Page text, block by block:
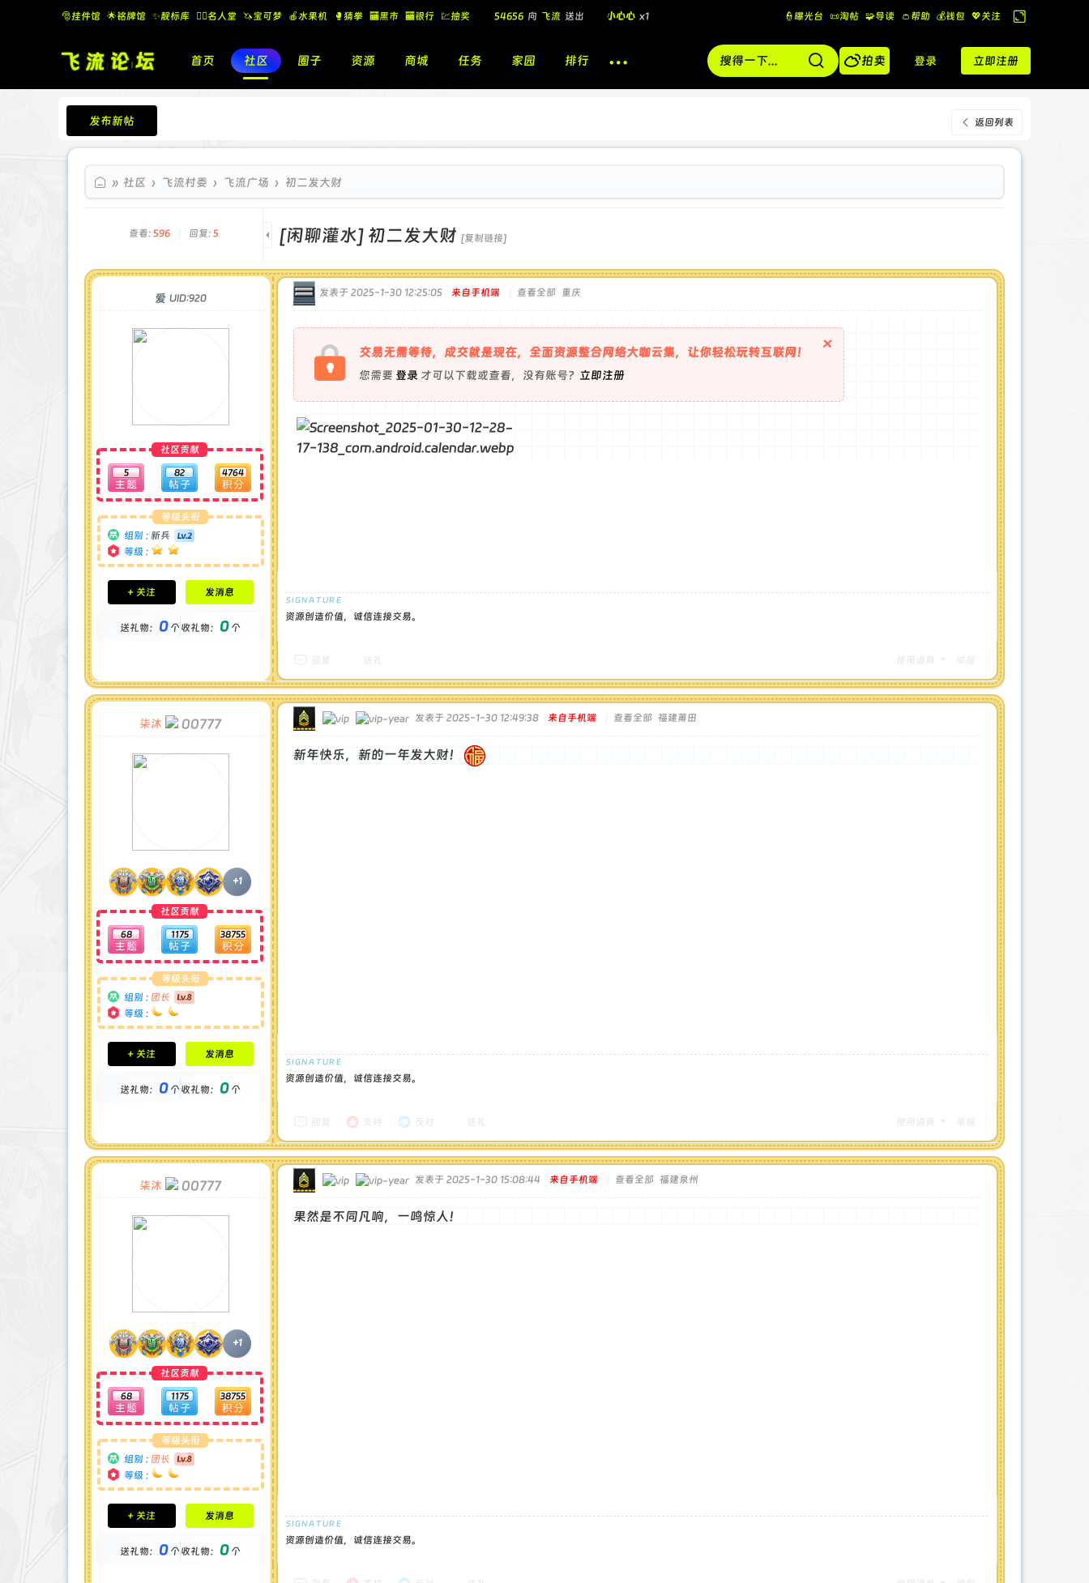
🎅挂件馆 🌟铭牌馆 ✨️靓标库 🧚‍♂️名人堂 🦄宝可梦 🍎水果机 🥊猜拳 🏧黑市 🏧银行 💹抽奖 54656 向 飞流 送出 小心心 x1
飞流 向 北 酷盖墨镜
👮曝光台 📜淘帖 🧩导读 👛帮助 💰️钱包 💖关注
换
到
宽
版
首页 社区 圈子 资源 商城 任务 家园 排行 拍卖 登录 立即注册
返回列表
发布新帖
飞流论坛
» 社区 › 飞流村委 › 飞流广场 › 初二发大财
查看: 596 回复: 5 [闲聊灌水] 初二发大财 [复制链接]
爱 UID:920
社区贡献
5 82 4764
等级头衔
组别 : 新兵
等级 :
积分成就
钻石 : 0 颗
金币 : 0 枚
+ 关注 发消息
送礼物： 0个收礼物： 0个
发表于 2025-1-30 12:25:05 来自手机端 查看全部 重庆
交易无需等待，成交就是现在，全面资源整合网络大咖云集，让你轻松玩转互联网！
您需要 登录 才可以下载或查看，没有账号？ 立即注册
×
资源创造价值，诚信连接交易。
柒沐 00777
+1
社区贡献
68 1175 38755
等级头衔
组别 : 团长
等级 :
积分成就
钻石 : 1 颗
金币 : 0 枚
+ 关注 发消息
送礼物： 0个收礼物： 0个
发表于 2025-1-30 12:49:38 来自手机端 查看全部 福建莆田
新年快乐，新的一年发大财！
资源创造价值，诚信连接交易。
柒沐 00777
+1
社区贡献
68 1175 38755
等级头衔
组别 : 团长
等级 :
积分成就
钻石 : 1 颗
金币 : 0 枚
+ 关注 发消息
送礼物： 0个收礼物： 0个
发表于 2025-1-30 15:08:44 来自手机端 查看全部 福建泉州
果然是不同凡响，一鸣惊人！
资源创造价值，诚信连接交易。